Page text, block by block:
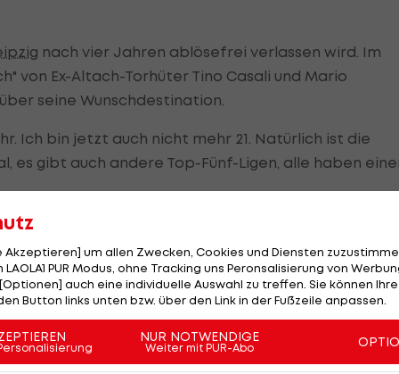
nach vier Jahren ablösefrei verlassen wird. Im
von Ex-Altach-Torhüter Tino Casali und Mario
seine Wunschdestination.
Ich bin jetzt auch nicht mehr 21. Natürlich ist die
es gibt auch andere Top-Fünf-Ligen, alle haben
die Serie A?
das Gerücht auf, wonach Ex-CoachMarco Rose
Bournemouthlotsen würde (Alle Infos >>>).
allem die italienischen Klubs umJuventus Turin
Akzeptieren] um allen Zwecken, Cookies und Diensten
PUR Modus, ohne Tracking uns Peronsalisierung von
auch eine individuelle Auswahl zu treffen. Sie können
Button links unten bzw. über den Link in der Fußzeile anpassen.
NUR NOTWENDIGE
Weiter mit PUR-Abo